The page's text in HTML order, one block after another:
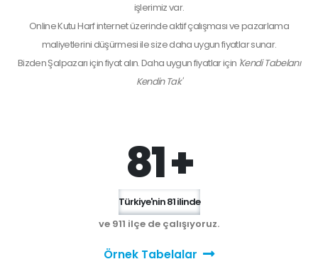
işlerimiz var.
Online Kutu Harf internet üzerinde aktif çalışması ve pazarlama
maliyetlerini düşürmesi ile size daha uygun fiyatlar sunar.
BizdenŞalpazarıiçin fiyat alın. Daha uygun fiyatlar için 'Kendi Tabelanı
Kendin Tak'
81 +
Türkiye'nin 81 ilinde
ve 911 ilçe de çalışıyoruz.
Örnek Tabelalar